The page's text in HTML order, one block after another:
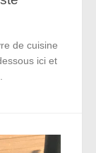
de cuisine
ici et